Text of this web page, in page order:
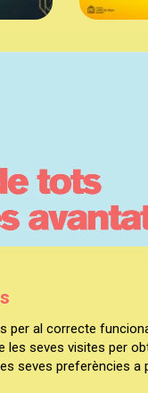
per al correcte
les seves visites per
seves preferències a